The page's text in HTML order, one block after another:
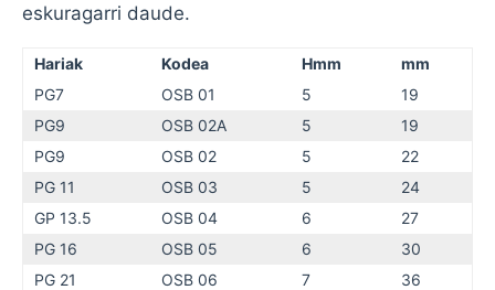
eskuragarri daude.
Hariak Kodea Hmm
mm
PG7
OSB 01 5
19
PG9
OSB 02A 5
19
PG9
OSB 02 5
22
PG 11
OSB 03 5
24
GP 13.5
OSB 04 6
27
PG 16
OSB 05 6
30
PG 21
OSB 06 7
36